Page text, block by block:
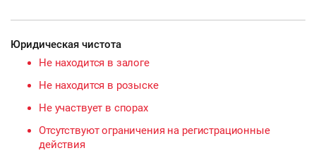
Юридическая чистота
Не находится в залоге
Не находится в розыске
Не участвует в спорах
Отсутствуют ограничения на регистрационные
действия